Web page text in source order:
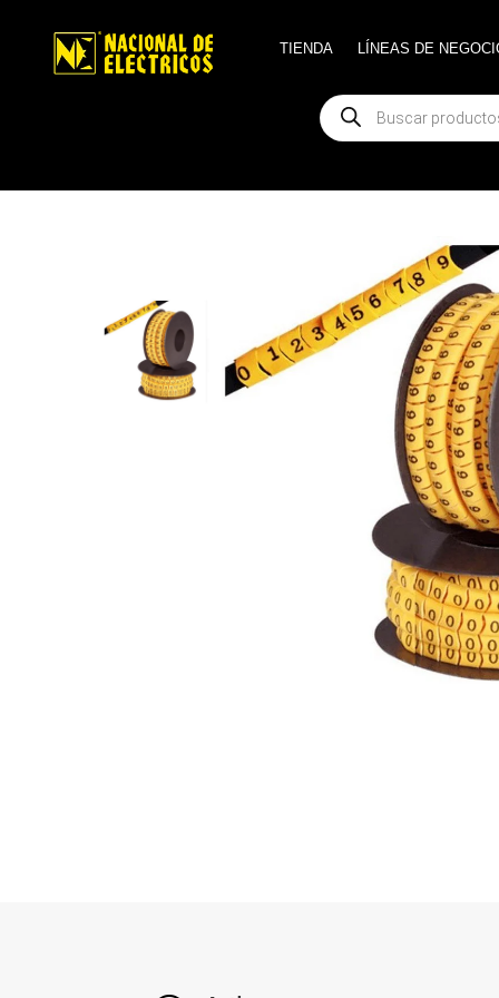
TIENDA LÍNEAS DE
Búsqueda
de
productos
TIENDA LÍNEAS DE
Búsqueda
de
productos